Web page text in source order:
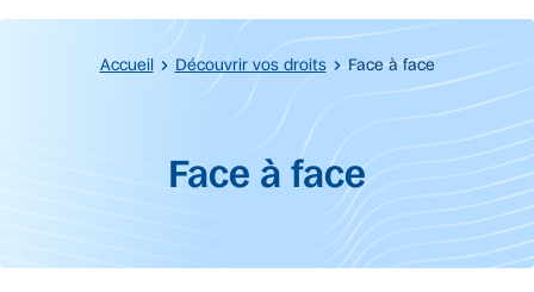
Accueil Découvrir vos droits Face à face
Début du contenu principal.
Face à face